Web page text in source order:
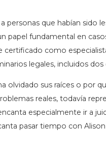
que habían sido
fundamental en
como
legales, incluidos
sus raíces o por
reales, todavía
especialmente ir a
pasar tiempo con